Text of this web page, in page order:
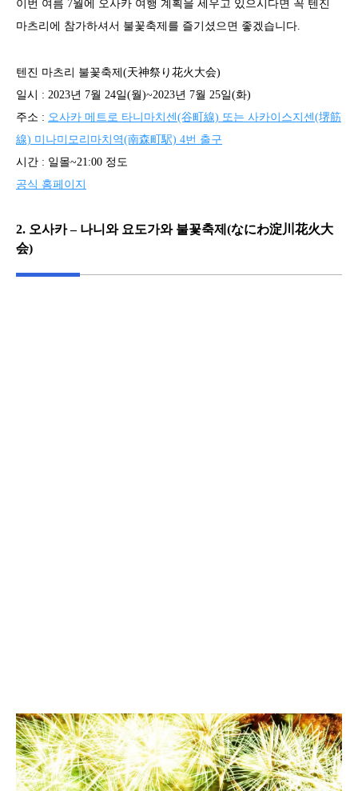
이번 여름 7월에 오사카 여행 계획을 세우고 있으시다면 꼭 텐진
마츠리에 참가하셔서 불꽃축제를 즐기셨으면 좋겠습니다.
텐진 마츠리 불꽃축제(天神祭り花火大会)
일시 : 2023년 7월 24일(월)~2023년 7월 25일(화)
주소 : 오사카 메트로 타니마치센(谷町線) 또는 사카이스지센(堺筋
線) 미나미모리마치역(南森町駅) 4번 출구
시간 : 일몰~21:00 정도
공식 홈페이지
2. 오사카 – 나니와 요도가와 불꽃축제(なにわ淀川花火大
会)